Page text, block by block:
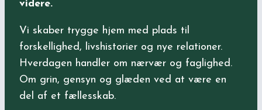
videre.
Vi skaber trygge hjem med plads til
forskellighed, livshistorier og nye relationer.
Hverdagen handler om nærvær og faglighed.
Om grin, gensyn og glæden ved at være en
del af et fællesskab.